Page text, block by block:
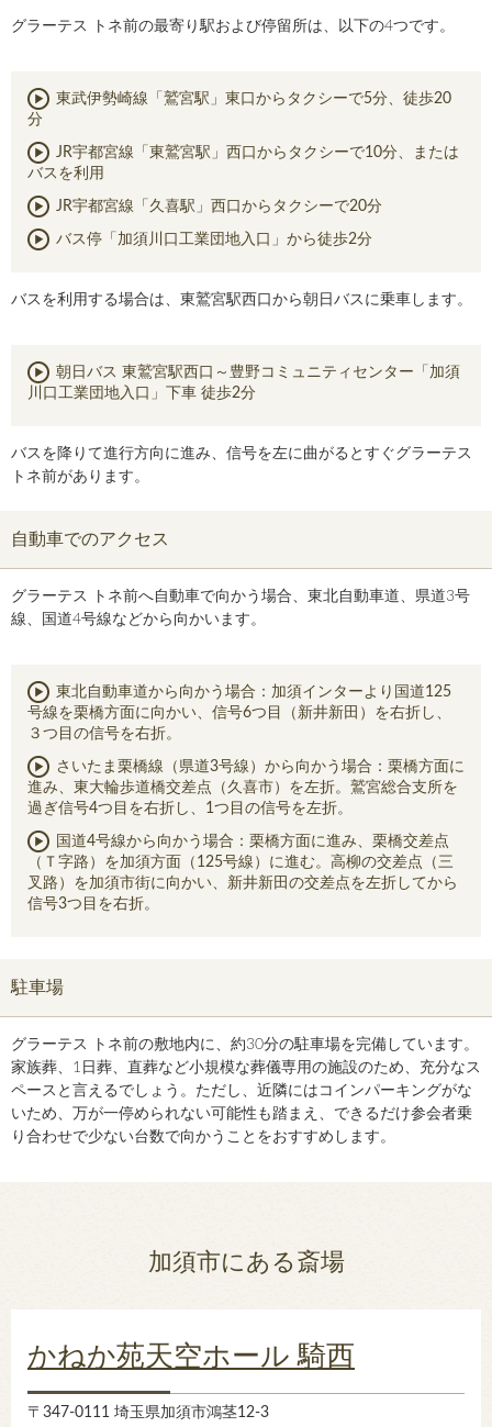
グラーテス トネ前の最寄り駅および停留所は、以下の4つです。
東武伊勢崎線「鷲宮駅」東口からタクシーで5分、徒歩20
分
JR宇都宮線「東鷲宮駅」西口からタクシーで10分、または
バスを利用
JR宇都宮線「久喜駅」西口からタクシーで20分
バス停「加須川口工業団地入口」から徒歩2分
バスを利用する場合は、東鷲宮駅西口から朝日バスに乗車します。
朝日バス 東鷲宮駅西口～豊野コミュニティセンター「加須
川口工業団地入口」下車 徒歩2分
バスを降りて進行方向に進み、信号を左に曲がるとすぐグラーテス
トネ前があります。
自動車でのアクセス
グラーテス トネ前へ自動車で向かう場合、東北自動車道、県道3号
線、国道4号線などから向かいます。
東北自動車道から向かう場合：加須インターより国道125
号線を栗橋方面に向かい、信号6つ目（新井新田）を右折し、
３つ目の信号を右折。
さいたま栗橋線（県道3号線）から向かう場合：栗橋方面に
進み、東大輪歩道橋交差点（久喜市）を左折。鷲宮総合支所を
過ぎ信号4つ目を右折し、1つ目の信号を左折。
国道4号線から向かう場合：栗橋方面に進み、栗橋交差点
（Ｔ字路）を加須方面（125号線）に進む。高柳の交差点（三
叉路）を加須市街に向かい、新井新田の交差点を左折してから
信号3つ目を右折。
駐車場
グラーテス トネ前の敷地内に、約30分の駐車場を完備しています。
家族葬、1日葬、直葬など小規模な葬儀専用の施設のため、充分なス
ペースと言えるでしょう。ただし、近隣にはコインパーキングがな
いため、万が一停められない可能性も踏まえ、できるだけ参会者乗
り合わせで少ない台数で向かうことをおすすめします。
加須市にある斎場
かねか苑天空ホール 騎西
〒347-0111 埼玉県加須市鴻茎12-3